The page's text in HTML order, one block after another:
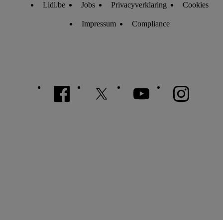
Lidl.be Jobs Privacyverklaring Cookies
Impressum Compliance